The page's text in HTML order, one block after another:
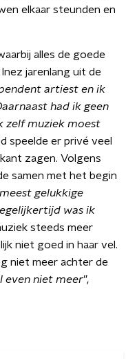
elkaar steunden en
alles de goede
jarenlang uit de
artiest en ik
had ik geen
zelf muziek moest
speelde er privé veel
zagen. Volgens
samen met het begin
gelukkige
was ik
steeds meer
niet goed in haar vel.
niet meer achter de
even niet meer”,